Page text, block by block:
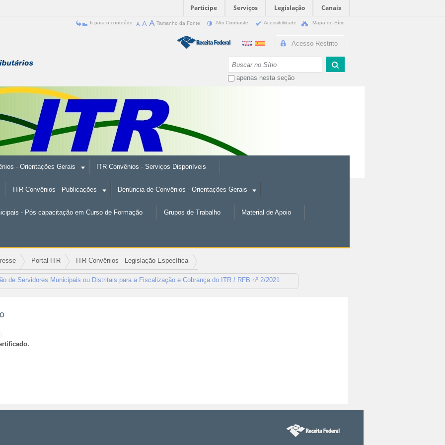
Participe Serviços Legislação
Canais
Ir para o conteúdo Tamanho da Fonte Alto Contraste Acessibilidade Mapa do Sítio
Acesso Restrito
apenas nesta seção
- Orientações Gerais ITR Convênios - Serviços Disponíveis
ITR Convênios - Publicações Denúncia de Convênios - Orientações Gerais
- Pós capacitação em Curso de Formação Grupos de Trabalho Material de Apoio
Portal ITR ITR Convênios - Legislação Específica
de Servidores Municipais ou Distritais para a Fiscalização e Cobrança do ITR / RFB nº 2/2021